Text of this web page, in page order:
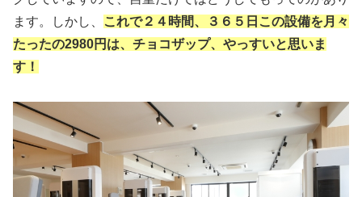
ます。しかし、
これで２４時間、３６５日この設備を月々
たったの2980円は、チョコザップ、やっすいと思いま
す！